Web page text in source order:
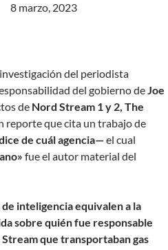
del periodista
del gobierno deJoe
de Nord Stream 1 y 2, The
reporte que cita un trabajo de
de cuál agencia—el cual
fue el autor material del
inteligencia equivalen a la
sobre quién fue responsable
que transportaban gas